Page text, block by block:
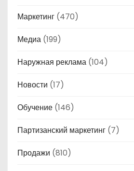
Маркетинг (470)
Медиа (199)
Наружная реклама (104)
Новости (17)
Обучение (146)
Партизанский маркетинг (7)
Продажи (810)